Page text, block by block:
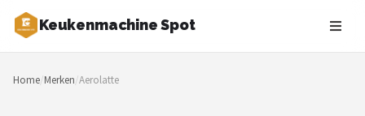
Keukenmachine Spot
Zoeken
NAVIGATIE
Home/Merken/Aerolatte